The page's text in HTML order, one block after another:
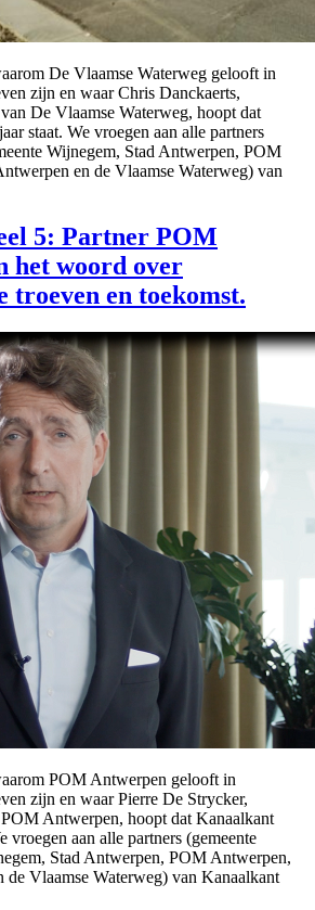
De Vlaamse Waterweg gelooft in
zijn en waar Chris Danckaerts,
De Vlaamse Waterweg, hoopt dat
staat. We vroegen aan alle partners
Wijnegem, Stad Antwerpen, POM
en de Vlaamse Waterweg) van
5: Partner POM
het woord over
troeven en toekomst.
POM Antwerpen gelooft in
zijn en waar Pierre De Strycker,
Antwerpen, hoopt dat Kanaalkant
vroegen aan alle partners (gemeente
Stad Antwerpen, POM Antwerpen,
de Vlaamse Waterweg) van Kanaalkant